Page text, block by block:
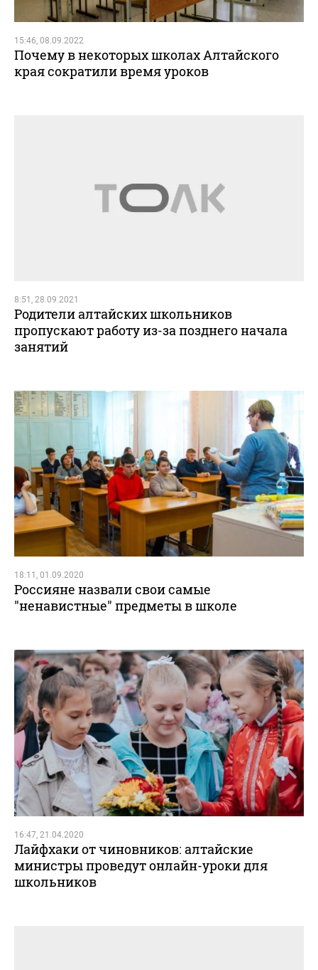
15:46, 08.09.2022
Почему в некоторых школах Алтайского
края сократили время уроков
8:51, 28.09.2021
Родители алтайских школьников
пропускают работу из-за позднего начала
занятий
18:11, 01.09.2020
Россияне назвали свои самые
"ненавистные" предметы в школе
16:47, 21.04.2020
Лайфхаки от чиновников: алтайские
министры проведут онлайн-уроки для
школьников